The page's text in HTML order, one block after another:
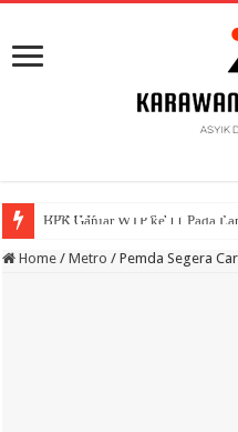
BPK Ganjar WTP ke 11 Pada
Home / Metro / Pemda Segera